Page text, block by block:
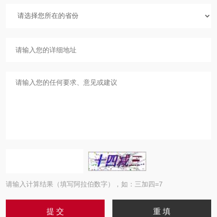
请输入计算结果（填写阿拉伯数字），如：三加四=7